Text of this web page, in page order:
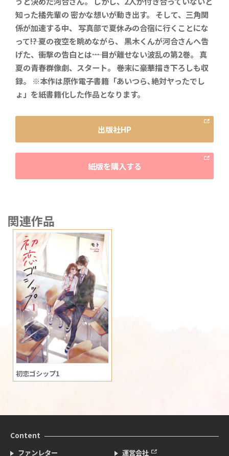
知った橘先輩の 密かな想いが動き出す。 そして、三角関
係が加速する中、 写真部で夏休みの合宿に行くことにな
って――!? 夏の夜空を眺めながら、 黒木くんが河合さんへ告
げた、衝撃の告白とは――… 目が離せない波乱の第2巻。 真
夏の青春群像劇、スタート。 ――巻末に豪華描き下ろしも収
録。 ※本作は原作電子書籍「あいつら､絶対ヤったでし
ょ」を紙書籍化した作品となります。
出版社HP
紙版を購入する
関連作品
初恋ゴシップ1
Content
ファンレター
運営会社